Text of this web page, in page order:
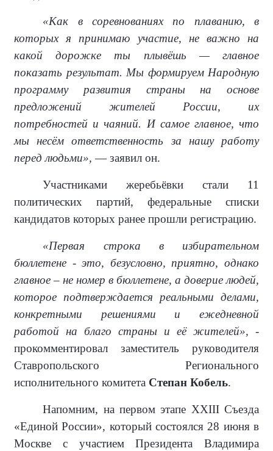
«Как в соревнованиях по плаванию, в
которых я принимаю участие, не важно на
какой дорожке ты плывёшь — главное
показать результат. Мы формируем Народную
программу развития страны на основе
предложений жителей России, их
потребностей и чаяний. И самое главное, что
мы несём ответственность за нашу работу
перед людьми», — заявил он.
Участниками жеребьёвки стали 11
политических партий, федеральные списки
кандидатов которых ранее прошли регистрацию.
«Первая строка в избирательном
бюллетене - это, безусловно, приятно, однако
главное – не номер в бюллетене, а доверие людей,
которое подтверждается реальными делами,
конкретными решениями и ежедневной
работой на благо страны и её жителей», -
прокомментировал заместитель руководителя
Ставропольского Регионального
исполнительного комитета Степан Кобель.
Напомним, на первом этапе XXIII Съезда
«Единой России», который состоялся 28 июня в
Москве с участием Президента Владимира